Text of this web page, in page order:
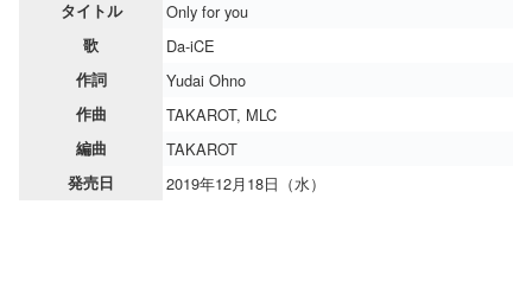
タイトル Only for you
歌 Da-iCE
作詞 Yudai Ohno
作曲 TAKAROT, MLC
編曲 TAKAROT
発売日 2019年12月18日（水）